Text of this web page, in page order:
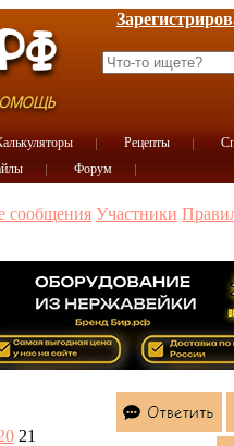
Рецепты
Форум
сообщения Участники
21